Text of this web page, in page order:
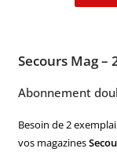
Secours Mag –
Abonnement
Besoin de 2
vos magazines